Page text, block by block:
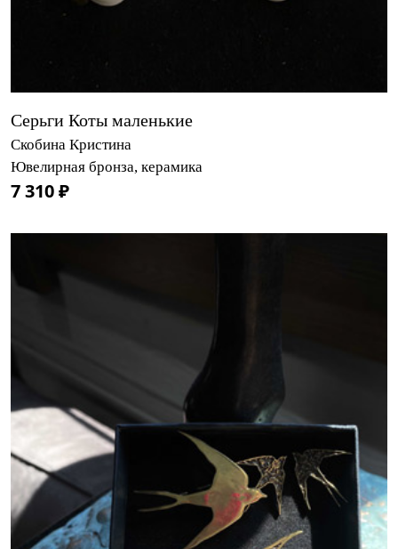
Серьги Коты маленькие
Скобина Кристина
Ювелирная бронза, керамика
7 310 ₽